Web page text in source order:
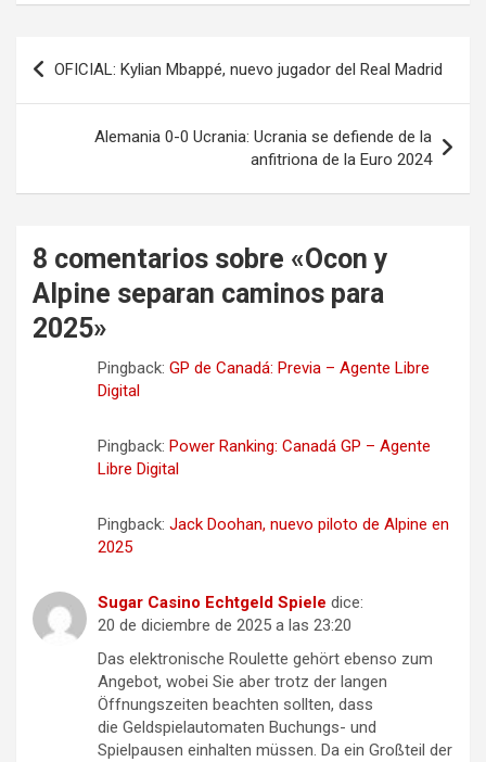
Navegación
de
entradas
OFICIAL: Kylian Mbappé, nuevo jugador del Real Madrid
Alemania 0-0 Ucrania: Ucrania se defiende de la
anfitriona de la Euro 2024
8 comentarios sobre «Ocon y
Alpine separan caminos para
2025»
Pingback: GP de Canadá: Previa – Agente Libre
Digital
Pingback: Power Ranking: Canadá GP – Agente
Libre Digital
Pingback: Jack Doohan, nuevo piloto de Alpine en
2025
Sugar Casino Echtgeld Spiele dice:
20 de diciembre de 2025 a las 23:20
Das elektronische Roulette gehört ebenso zum
Angebot, wobei Sie aber trotz der langen
Öffnungszeiten beachten sollten, dass
die Geldspielautomaten Buchungs- und
Spielpausen einhalten müssen. Da ein Großteil der